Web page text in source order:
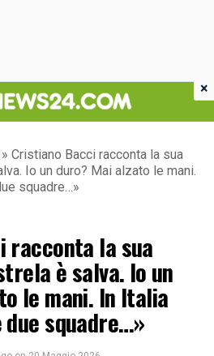
» Cristiano Bacci racconta la sua
Io un duro? Mai alzato le mani.
squadre…»
racconta la sua
è salva. Io un
le mani. In Italia
squadre…»
×